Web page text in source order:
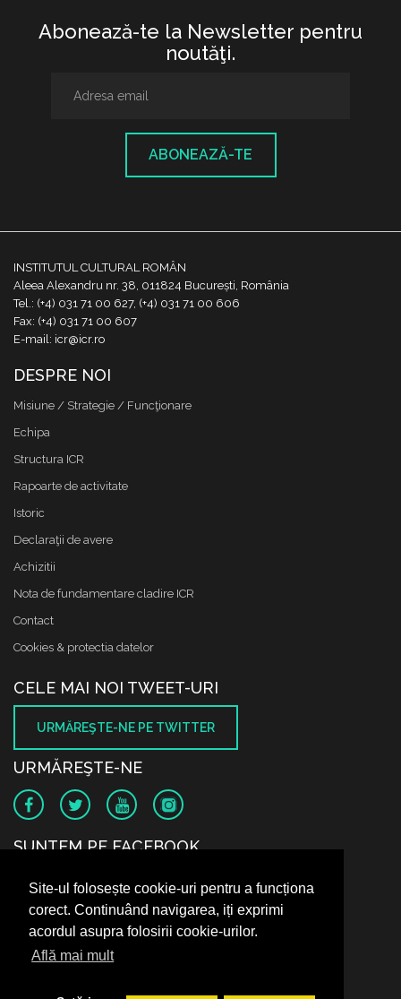
Site-ul folosește cookie-uri pentru a funcționa
corect. Continuând navigarea, iți exprimi
acordul asupra folosirii cookie-urilor.
Află mai mult
Abonează-te la Newsletter pentru
noutăţi.
ABONEAZĂ-TE
INSTITUTUL CULTURAL ROMÂN
Aleea Alexandru nr. 38, 011824 București, România
Tel.: (+4) 031 71 00 627, (+4) 031 71 00 606
Fax: (+4) 031 71 00 607
E-mail: icr@icr.ro
DESPRE NOI
Misiune / Strategie / Funcţionare
Echipa
Structura ICR
Rapoarte de activitate
Istoric
Declaraţii de avere
Achizitii
Nota de fundamentare cladire ICR
Contact
Cookies & protectia datelor
CELE MAI NOI TWEET-URI
URMĂREŞTE-NE PE TWITTER
URMĂREŞTE-NE
SUNTEM PE FACEBOOK